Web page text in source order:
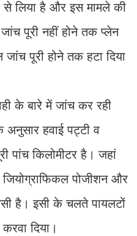
से लिया है और इस मामले की
पूरी नहीं होने तक प्लेन
पूरी होने तक हटा दिया
के बारे में जांच कर रही
हवाई पट्टी व
पांच किलोमीटर है। जहां
जियोग्राफिकल पोजीशन और
है। इसी के चलते पायलटों
दिया।